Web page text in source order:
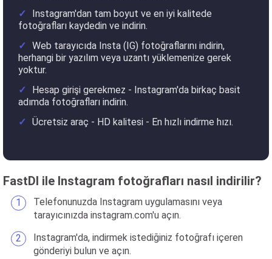
Instagram'dan tam boyut ve en iyi kalitede
fotoğrafları kaydedin ve indirin.
Web tarayıcıda Insta (IG) fotoğraflarını indirin,
herhangi bir yazılım veya uzantı yüklemenize gerek
yoktur.
Hesap girişi gerekmez - Instagram'da birkaç basit
adımda fotoğrafları indirin.
Ücretsiz araç - HD kalitesi - En hızlı indirme hızı.
FastDl ile Instagram fotoğrafları nasıl indirilir?
Telefonunuzda Instagram uygulamasını veya
tarayıcınızda instagram.com'u açın.
Instagram'da, indirmek istediğiniz fotoğrafı içeren
gönderiyi bulun ve açın.